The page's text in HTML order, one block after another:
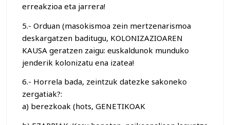
erreakzioa eta jarrera!
5.- Orduan (masokismoa zein mertzenarismoa
deskargatzen baditugu, KOLONIZAZIOAREN
KAUSA geratzen zaigu: euskaldunok munduko
jenderik kolonizatu ena izatea!
6.- Horrela bada, zeintzuk datezke sakoneko
zergatiak?:
a) berezkoak (hots, GENETIKOAK